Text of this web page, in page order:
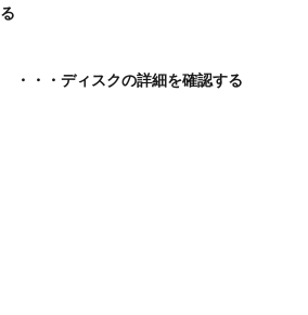
・・ディスクの詳細を確認する